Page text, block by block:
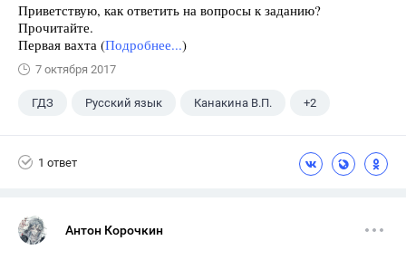
Приветствую, как ответить на вопросы к заданию?
Прочитайте.
Первая вахта (Подробнее...)
7 октября 2017
ГДЗ Русский язык Канакина В.П. +2
1 ответ
Антон Корочкин